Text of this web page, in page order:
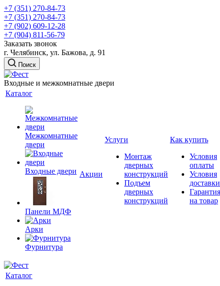
+7 (351) 270-84-73
+7 (351) 270-84-73
+7 (902) 609-12-28
+7 (904) 811-56-79
Заказать звонок
г. Челябинск, ул. Бажова, д. 91
Поиск
Входные и межкомнатные двери
Каталог
Межкомнатные
двери
Входные двери
Панели МДФ
Арки
Фурнитура
Акции
Услуги
Монтаж
дверных
конструкций
Подъем
дверных
конструкций
Как купить
Условия
оплаты
Условия
доставки
Гарантия
на товар
Каталог